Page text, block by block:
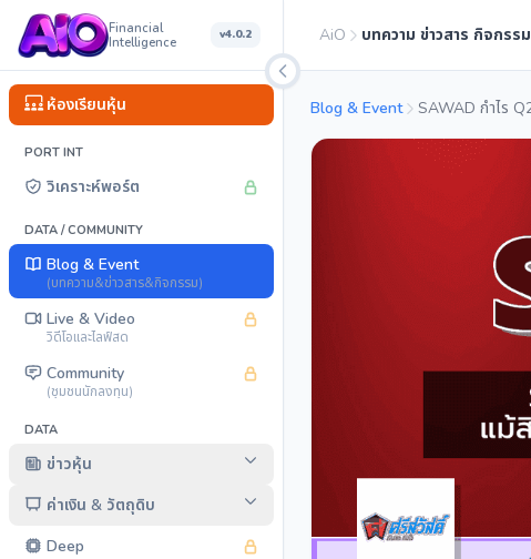
Financial
Intelligence
v4.0.2
ห้องเรียนหุ้น
PORT INT
วิเคราะห์พอร์ต
DATA / COMMUNITY
Blog & Event
(บทความ&ข่าวสาร&กิจกรรม)
Live & Video
วิดีโอและไลฟ์สด
Community
(ชุมชนนักลงทุน)
DATA
ข่าวหุ้น
ค่าเงิน & วัตถุดิบ
Deep
AiO บทความ ข่าวสาร กิจกรรม
Blog & Event